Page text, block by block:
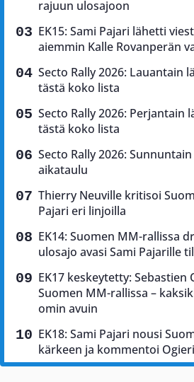
rajuun ulosajoon
EK15: Sami Pajari lähetti
aiemmin Kalle Rovanperän
Secto Rally 2026: Lauantain
tästä koko lista
Secto Rally 2026: Perjantain
tästä koko lista
Secto Rally 2026:
aikataulu
Thierry Neuville kritisoi
Pajari eri linjoilla
EK14: Suomen MM-rallissa
ulosajo avasi Sami Pajarille
EK17 keskeytetty:
Suomen MM-rallissa –
omin avuin
EK18: Sami Pajari nousi
kärkeen ja kommentoi